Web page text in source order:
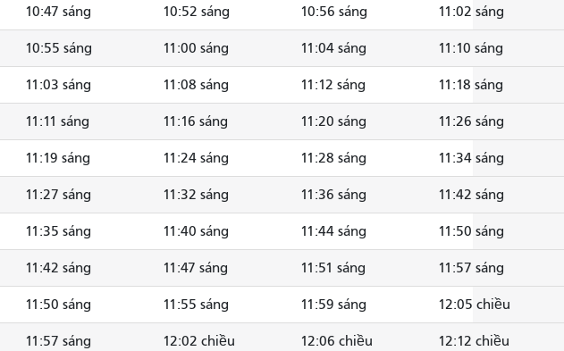
10:47 sáng 10:52 sáng 10:56 sáng 11:02 sáng
10:55 sáng 11:00 sáng 11:04 sáng 11:10 sáng
11:03 sáng 11:08 sáng 11:12 sáng 11:18 sáng
11:11 sáng 11:16 sáng 11:20 sáng 11:26 sáng
11:19 sáng 11:24 sáng 11:28 sáng 11:34 sáng
11:27 sáng 11:32 sáng 11:36 sáng 11:42 sáng
11:35 sáng 11:40 sáng 11:44 sáng 11:50 sáng
11:42 sáng 11:47 sáng 11:51 sáng 11:57 sáng
11:50 sáng 11:55 sáng 11:59 sáng 12:05 chiều
11:57 sáng 12:02 chiều 12:06 chiều 12:12 chiều